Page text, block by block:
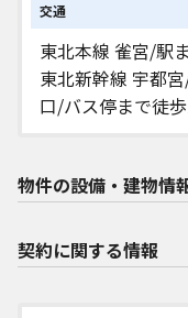
交通
東北本線 雀宮/駅
東北新幹線 宇都
口/バス停まで徒
物件の設備・建物情
契約に関する情報